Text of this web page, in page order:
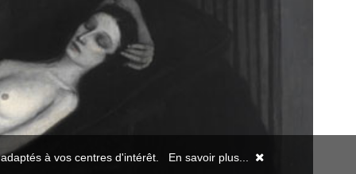
à vos centres d'intérêt. En savoir plus...